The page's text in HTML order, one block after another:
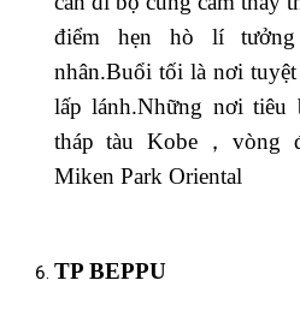
điểm hẹn hò lí
nhân.Buổi tối là nơi
lấp lánh.Những nơi tiêu
tháp tàu Kobe，vòng
Miken Park Oriental
TP BEPPU